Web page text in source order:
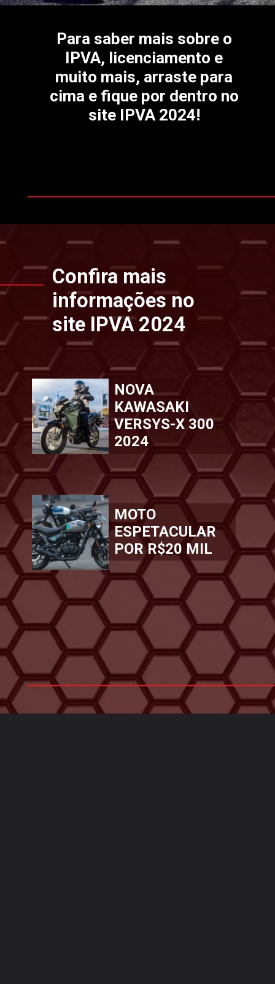
Para saber mais sobre o
IPVA, licenciamento e
muito mais, arraste para
cima e fique por dentro no
site IPVA 2024!
Openinghttps://www.ipvaconsulta.app.br/
NOVA
KAWASAKI
VERSYS-X 300
2024
MOTO
ESPETACULAR
POR R$20 MIL
Confira mais
informações no
site IPVA 2024